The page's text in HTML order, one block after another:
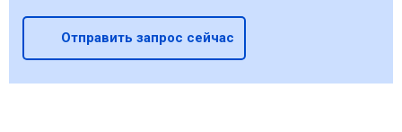
Отправить запрос сейчас